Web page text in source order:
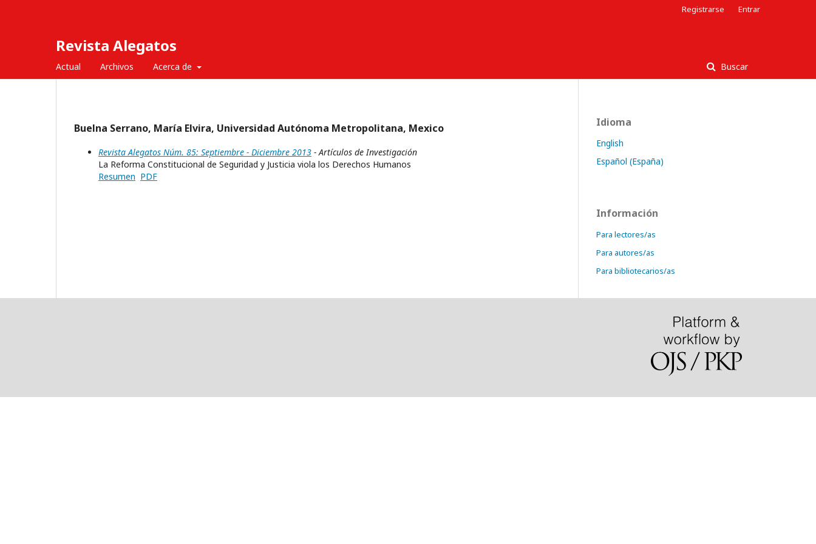
Revista Alegatos
Actual Archivos Acerca de Buscar
Registrarse Entrar
Buelna Serrano, María Elvira, Universidad Autónoma Metropolitana, Mexico
Revista Alegatos Núm. 85: Septiembre - Diciembre 2013 - Artículos de Investigación
La Reforma Constitucional de Seguridad y Justicia viola los Derechos Humanos
Resumen PDF
Idioma
English
Español (España)
Información
Para lectores/as
Para autores/as
Para bibliotecarios/as